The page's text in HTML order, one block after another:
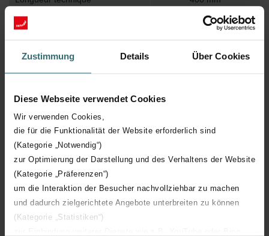
Zustimmung Details Über Cookies
Diese Webseite verwendet Cookies
Wir verwenden Cookies,
die für die Funktionalität der Website erforderlich sind
(Kategorie „Notwendig“)
zur Optimierung der Darstellung und des Verhaltens der Website
(Kategorie „Präferenzen“)
um die Interaktion der Besucher nachvollziehbar zu machen
und dadurch zielgerichtete Angebote unterbreiten zu können
(Kategorie „Statistiken“)
Hauteur technique 860 mm
Profondeur technique
Certification CE
Retour à la page produit